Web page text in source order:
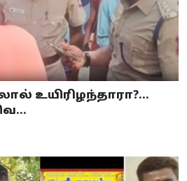
உயிரிழந்தாரா?...